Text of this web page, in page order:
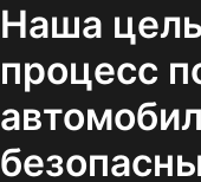
Наша
процесс